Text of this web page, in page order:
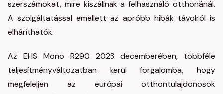
szerszámokat, mire kiszállnak a felhasználó otthonánál.
A szolgáltatással emellett az apróbb hibák távolról is
elháríthatók.
Az EHS Mono R290 2023 decemberében, többféle
teljesítményváltozatban kerül forgalomba, hogy
megfeleljen az európai otthontulajdonosok